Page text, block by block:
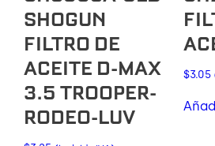
SHOGUN
FILTRO DE
ACEITE D-MAX
3.5 TROOPER-
RODEO-LUV
$3.05